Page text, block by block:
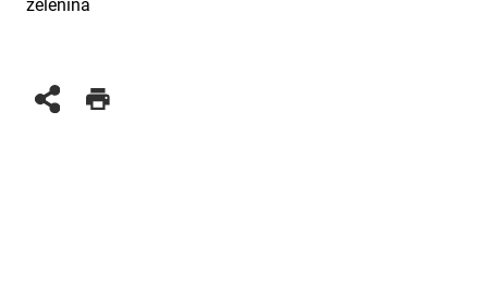
zelenina